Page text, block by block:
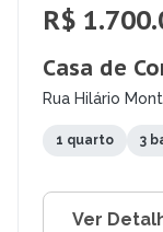
R$
Casa de
Rua Hilário
1 quarto 3
Ver